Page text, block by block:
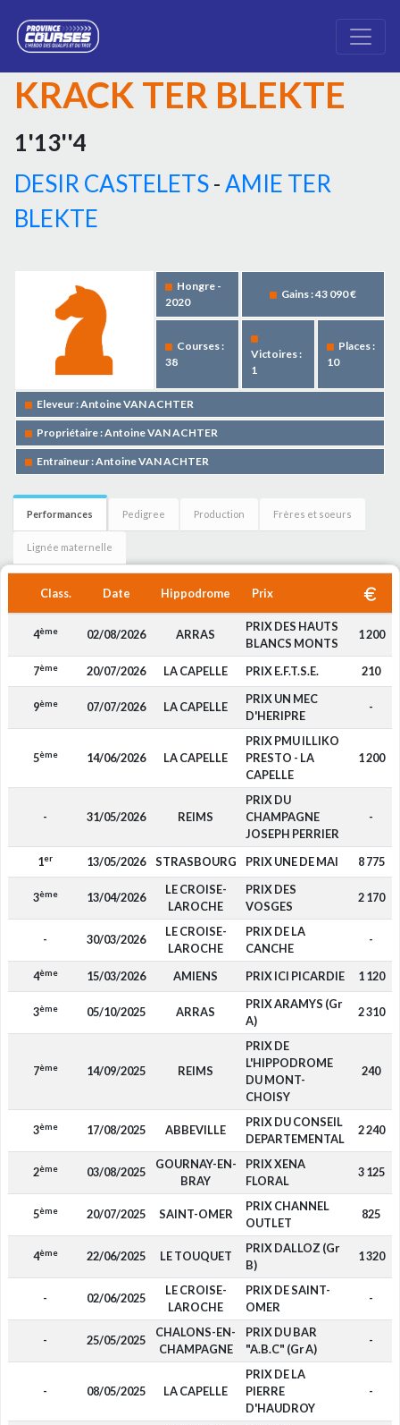
KRACK TER BLEKTE
1'13''4
DESIR CASTELETS-AMIE TER
BLEKTE
Hongre -
2020
Gains : 43 090 €
Courses :
38
Victoires :
1
Places :
10
Eleveur : Antoine VAN ACHTER
Propriétaire : Antoine VAN ACHTER
Entraîneur : Antoine VAN ACHTER
Performances Pedigree Production Frères et soeurs
Lignée maternelle
Class. Date Hippodrome Prix
4ème 02/08/2026 ARRAS
PRIX DES HAUTS
BLANCS MONTS
1 200
7ème 20/07/2026 LA CAPELLE PRIX E.F.T.S.E. 210
9ème 07/07/2026 LA CAPELLE
PRIX UN MEC
D'HERIPRE
-
5ème 14/06/2026 LA CAPELLE
PRIX PMU ILLIKO
PRESTO - LA
CAPELLE
1 200
- 31/05/2026 REIMS
PRIX DU
CHAMPAGNE
JOSEPH PERRIER
-
1er 13/05/2026 STRASBOURG PRIX UNE DE MAI 8 775
3ème 13/04/2026
LE CROISE-
LAROCHE
PRIX DES
VOSGES
2 170
- 30/03/2026
LE CROISE-
LAROCHE
PRIX DE LA
CANCHE
-
4ème 15/03/2026 AMIENS PRIX ICI PICARDIE 1 120
3ème 05/10/2025 ARRAS
PRIX ARAMYS (Gr
A)
2 310
7ème 14/09/2025 REIMS
PRIX DE
L'HIPPODROME
DU MONT-
CHOISY
240
3ème 17/08/2025 ABBEVILLE
PRIX DU CONSEIL
DEPARTEMENTAL
2 240
2ème 03/08/2025
GOURNAY-EN-
BRAY
PRIX XENA
FLORAL
3 125
5ème 20/07/2025 SAINT-OMER
PRIX CHANNEL
OUTLET
825
4ème 22/06/2025 LE TOUQUET
PRIX DALLOZ (Gr
B)
1 320
- 02/06/2025
LE CROISE-
LAROCHE
PRIX DE SAINT-
OMER
-
- 25/05/2025
CHALONS-EN-
CHAMPAGNE
PRIX DU BAR
"A.B.C" (Gr A)
-
- 08/05/2025 LA CAPELLE
PRIX DE LA
PIERRE
D'HAUDROY
-